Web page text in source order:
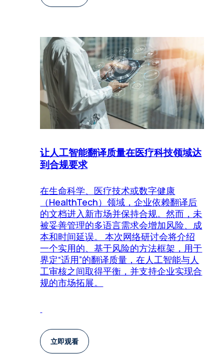
让人工智能翻译质量在医疗科技领域达
到合规要求
在生命科学、医疗技术或数字健康
（HealthTech）领域，企业依赖翻译后
的文档进入新市场并保持合规。然而，未
被妥善管理的多语言需求会增加风险、成
本和时间延误。 本次网络研讨会将介绍
一个实用的、基于风险的方法框架，用于
界定“适用”的翻译质量，在人工智能与人
工审核之间取得平衡，并支持企业实现合
规的市场拓展。
立即观看